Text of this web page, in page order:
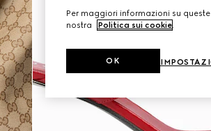
Per maggiori informazioni su
nostra
Politica sui cookie.
OK